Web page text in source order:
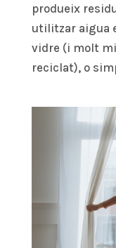
produeix
utilitzar aigua
vidre (i molt
reciclat), o